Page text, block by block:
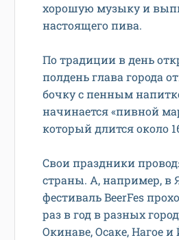
хорошую музыку и
настоящего пива.
По традиции в день
полдень глава города
бочку с пенным
начинается «пивной
который длится около
Свои праздники
страны. А, например, в
фестиваль BeerFes
раз в год в разных
Окинаве, Осаке, Нагое и